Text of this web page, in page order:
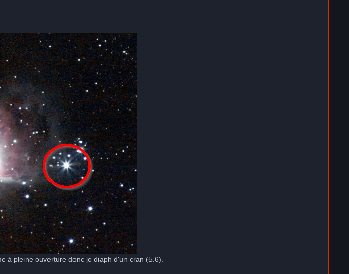
à pleine ouverture donc je diaph d'un cran (5.6).